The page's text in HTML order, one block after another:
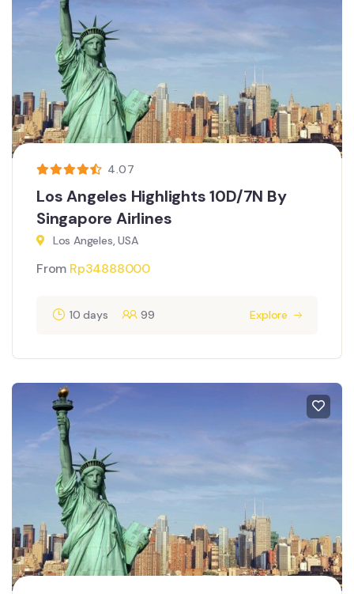
4.07
Los Angeles Highlights 10D/7N By
Singapore Airlines
Los Angeles, USA
From Rp34888000
10 days 99 Explore